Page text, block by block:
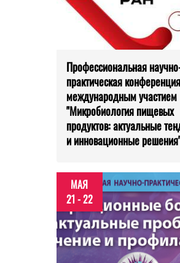
Профессиональная
практическая
международным участием
"Микробиология пищевых
продуктов: актуальные
и инновационные
МАЯ
21 - 22